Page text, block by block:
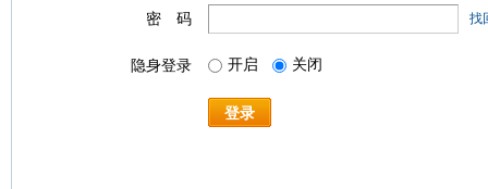
密 码 找
隐身登录 开启 关闭
登录